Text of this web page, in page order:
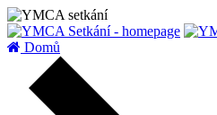
Domů
zatížení serveru